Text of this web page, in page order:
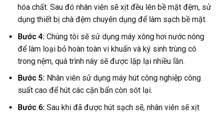
hóa chất. Sau đó nhân viên sẽ xịt đều lên bề mặt đệm, sử
dụng thiết bị chà đệm chuyên dụng để làm sạch bề mặt.
Bước 4:Chúng tôi sẽ sử dụng máy xông hơi nước nóng
để làm loại bỏ hoàn toàn vi khuẩn và ký sinh trùng có
trong nệm, quá trình này sẽ được lặp lại nhiều lần.
Bước 5:Nhân viên sử dụng máy hút công nghiệp công
suất cao để hút các cặn bẩn còn sót lại.
Bước 6:Sau khi đã được hút sạch sẽ, nhân viên sẽ xịt